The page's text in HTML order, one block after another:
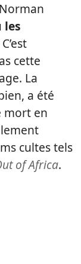
les
cette
La
a été
mort en
cultes tels
of Africa.